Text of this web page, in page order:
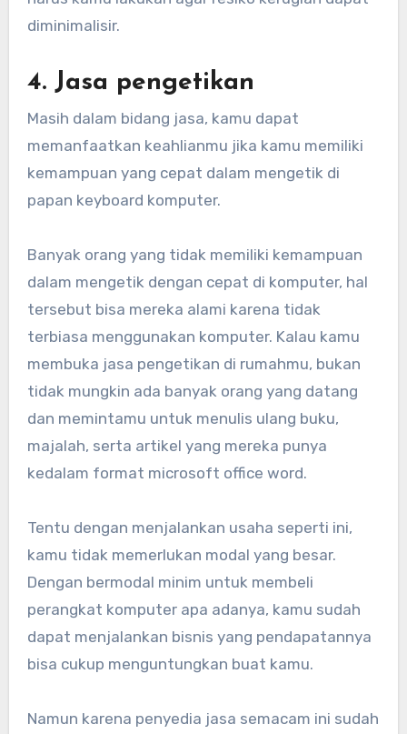
diminimalisir.
4. Jasa pengetikan
Masih dalam bidang jasa, kamu dapat
memanfaatkan keahlianmu jika kamu memiliki
kemampuan yang cepat dalam mengetik di
papan keyboard komputer.
Banyak orang yang tidak memiliki kemampuan
dalam mengetik dengan cepat di komputer, hal
tersebut bisa mereka alami karena tidak
terbiasa menggunakan komputer. Kalau kamu
membuka jasa pengetikan di rumahmu, bukan
tidak mungkin ada banyak orang yang datang
dan memintamu untuk menulis ulang buku,
majalah, serta artikel yang mereka punya
kedalam format microsoft office word.
Tentu dengan menjalankan usaha seperti ini,
kamu tidak memerlukan modal yang besar.
Dengan bermodal minim untuk membeli
perangkat komputer apa adanya, kamu sudah
dapat menjalankan bisnis yang pendapatannya
bisa cukup menguntungkan buat kamu.
Namun karena penyedia jasa semacam ini sudah